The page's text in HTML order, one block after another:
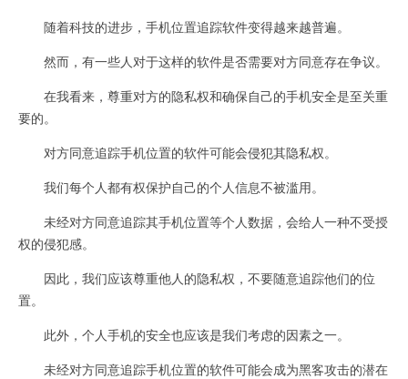
随着科技的进步，手机位置追踪软件变得越来越普遍。
然而，有一些人对于这样的软件是否需要对方同意存在争议。
在我看来，尊重对方的隐私权和确保自己的手机安全是至关重
要的。
对方同意追踪手机位置的软件可能会侵犯其隐私权。
我们每个人都有权保护自己的个人信息不被滥用。
未经对方同意追踪其手机位置等个人数据，会给人一种不受授
权的侵犯感。
因此，我们应该尊重他人的隐私权，不要随意追踪他们的位
置。
此外，个人手机的安全也应该是我们考虑的因素之一。
未经对方同意追踪手机位置的软件可能会成为黑客攻击的潜在